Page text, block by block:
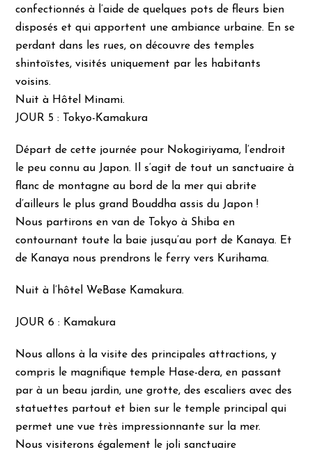
confectionnés à l’aide de quelques pots de fleurs bien
disposés et qui apportent une ambiance urbaine. En se
perdant dans les rues, on découvre des temples
shintoïstes, visités uniquement par les habitants
voisins.
Nuit à Hôtel Minami.
JOUR 5 : Tokyo-Kamakura
Départ de cette journée pour Nokogiriyama, l’endroit
le peu connu au Japon. Il s’agit de tout un sanctuaire à
flanc de montagne au bord de la mer qui abrite
d’ailleurs le plus grand Bouddha assis du Japon !
Nous partirons en van de Tokyo à Shiba en
contournant toute la baie jusqu’au port de Kanaya. Et
de Kanaya nous prendrons le ferry vers Kurihama.
Nuit à l’hôtel WeBase Kamakura.
JOUR 6 : Kamakura
Nous allons à la visite des principales attractions, y
compris le magnifique temple Hase-dera, en passant
par à un beau jardin, une grotte, des escaliers avec des
statuettes partout et bien sur le temple principal qui
permet une vue très impressionnante sur la mer.
Nous visiterons également le joli sanctuaire